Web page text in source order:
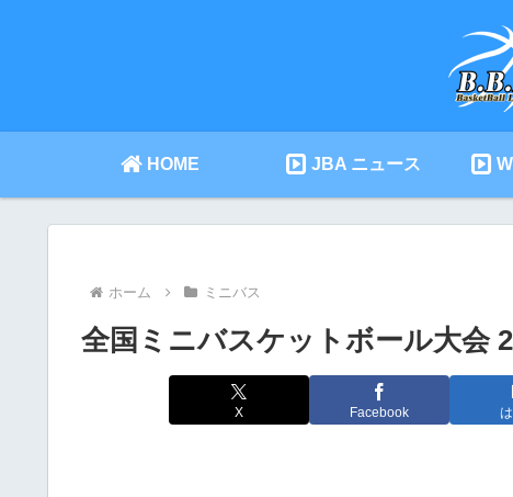
HOME JBA ニュース
ホーム ミニバス
全国ミニバスケットボール大会
X Facebook